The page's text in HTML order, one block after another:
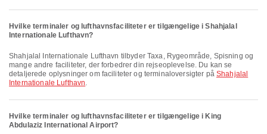
Hvilke terminaler og lufthavnsfaciliteter er tilgængelige i Shahjalal
Internationale Lufthavn?
Shahjalal Internationale Lufthavn tilbyder Taxa, Rygeområde, Spisning og
mange andre faciliteter, der forbedrer din rejseoplevelse. Du kan se
detaljerede oplysninger om faciliteter og terminaloversigter på Shahjalal
Internationale Lufthavn.
Hvilke terminaler og lufthavnsfaciliteter er tilgængelige i King
Abdulaziz International Airport?